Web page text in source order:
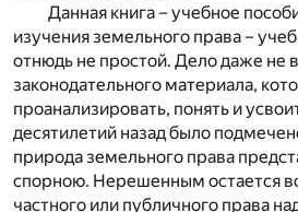
Данная книга – учебное
изучения земельного права –
отнюдь не простой. Дело даже не
законодательного материала,
проанализировать, понять и
десятилетий назад было
природа земельного права
спорною. Нерешенным остается
частного или публичного права